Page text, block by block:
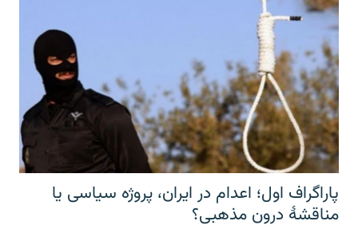
پاراگراف اول؛ اعدام در ایران، پروژه سیاسی یا
مناقشهٔ درون مذهبی؟